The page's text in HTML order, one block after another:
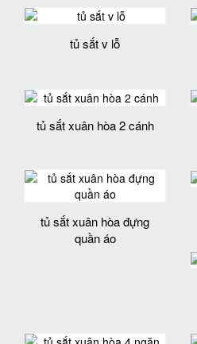
tủ sắt v lỗ
tủ sắt xuân hòa 2 cánh
tủ sắt xuân hòa đựng
quần áo